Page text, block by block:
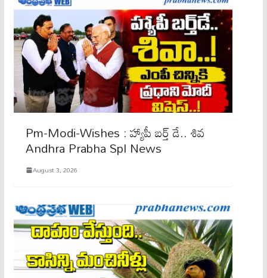
Pm-Modi-Wishes : హ్యాపీ బ‌ర్త్‌ డే.. శివ‌
Andhra Prabha Spl News
August 3, 2026